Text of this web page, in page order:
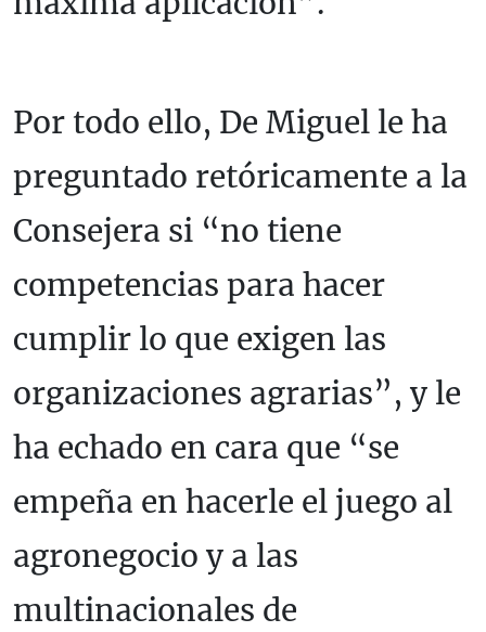
Por todo ello, De Miguel le ha
preguntado retóricamente a la
Consejera si “no tiene
competencias para hacer
cumplir lo que exigen las
organizaciones agrarias”, y le
ha echado en cara que “se
empeña en hacerle el juego al
agronegocio y a las
multinacionales de